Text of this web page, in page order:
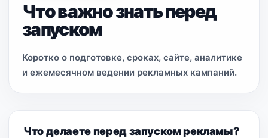
Что важно знать перед
запуском
Коротко о подготовке, сроках, сайте, аналитике
и ежемесячном ведении рекламных кампаний.
Что делаете перед запуском рекламы?